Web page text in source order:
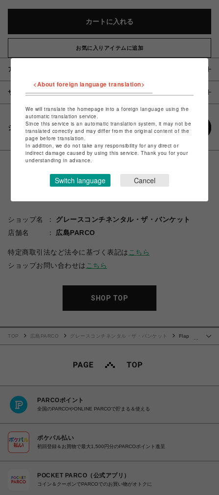
カートに入れる
お気に入りアイテムに追加
アイテム説明 / 素材
サイズ
シェアする
ショップ名
グレースコンチネンタル・ザ・バンケット
店舗名
広島PARCO
特定商取引法など法令に基づく表記は こちら
ショップお問い合わせは こちら
SHOP TOP
TOP 広島PARCO グレースコンチネンタル・ザ・バンケット
Flap
PARCOポイント
全国のPARCOやONLINE PARCOで貯まる＆使える
ポケパル払い
初回登録＆お買物で最大1,500円分のPARCOポイント進呈
POCKET PARCO（公式アプリ）
コイン＆クーポンでPARCOでのお買い物がオトクに
<About foreign language translation>
We will translate the homepage into a foreign language using the
automatic translation service.
Since this service is an automatic translation system, it may not be
translated correctly and may differ from the original content of the
page before translation.
In addition, we do not take any responsibility for any direct or
indirect damage caused by using this service. Thank you for your
understanding in advance.
Switch language Cancel